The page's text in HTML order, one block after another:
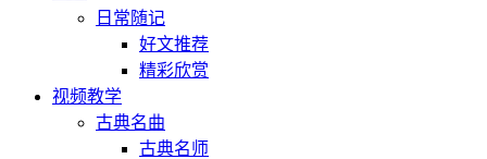
日常随记
好文推荐
精彩欣赏
视频教学
古典名曲
古典名师